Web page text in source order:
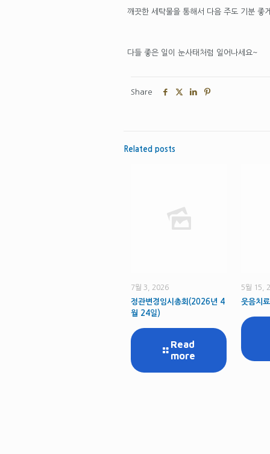
깨끗한 세탁물을 통해서 다음 주도 기분 좋
다들 좋은 일이 눈사태처럼 일어나세요~
Share
Related posts
7월 3, 2026
정관변경임시총회(2026년 4
월 24일)
Read
more
5월 15,
웃음치